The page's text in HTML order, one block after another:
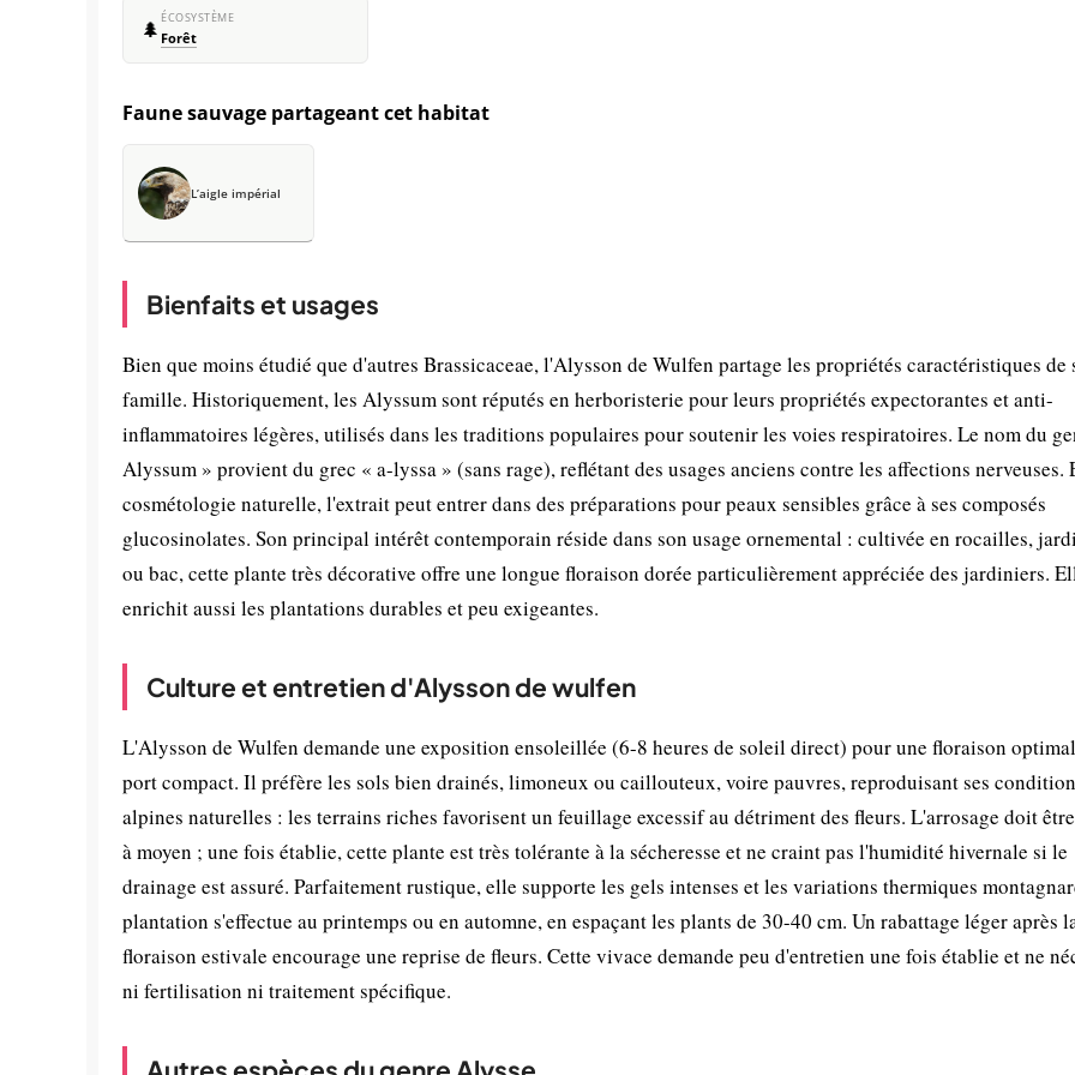
🌲 ÉCOSYSTÈME
Forêt
Faune sauvage partageant cet habitat
L’aigle impérial
Bienfaits et usages
Bien que moins étudié que d'autres Brassicaceae, l'Alysson de Wulfen partage les propriétés caractéristiques de
famille. Historiquement, les Alyssum sont réputés en herboristerie pour leurs propriétés expectorantes et anti-
inflammatoires légères, utilisés dans les traditions populaires pour soutenir les voies respiratoires. Le nom du
Alyssum » provient du grec « a-lyssa » (sans rage), reflétant des usages anciens contre les affections nerveuses.
cosmétologie naturelle, l'extrait peut entrer dans des préparations pour peaux sensibles grâce à ses composés
glucosinolates. Son principal intérêt contemporain réside dans son usage ornemental : cultivée en rocailles,
ou bac, cette plante très décorative offre une longue floraison dorée particulièrement appréciée des jardiniers.
enrichit aussi les plantations durables et peu exigeantes.
Culture et entretien d'Alysson de wulfen
L'Alysson de Wulfen demande une exposition ensoleillée (6-8 heures de soleil direct) pour une floraison
port compact. Il préfère les sols bien drainés, limoneux ou caillouteux, voire pauvres, reproduisant ses
alpines naturelles : les terrains riches favorisent un feuillage excessif au détriment des fleurs. L'arrosage doit
à moyen ; une fois établie, cette plante est très tolérante à la sécheresse et ne craint pas l'humidité hivernale si le
drainage est assuré. Parfaitement rustique, elle supporte les gels intenses et les variations thermiques
plantation s'effectue au printemps ou en automne, en espaçant les plants de 30-40 cm. Un rabattage léger après
floraison estivale encourage une reprise de fleurs. Cette vivace demande peu d'entretien une fois établie et ne
ni fertilisation ni traitement spécifique.